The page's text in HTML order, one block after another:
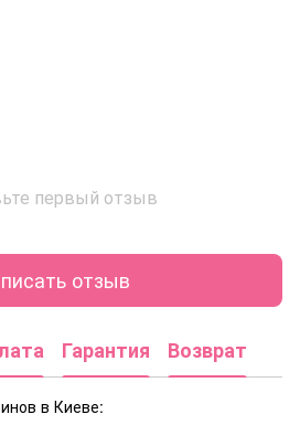
первый отзыв
отзыв
Гарантия Возврат
в Киеве: